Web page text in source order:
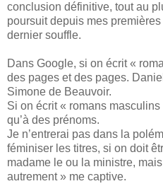
conclusion définitive, tout au
poursuit depuis mes
dernier souffle.
Dans Google, si on écrit «
des pages et des pages.
Simone de Beauvoir.
Si on écrit « romans
qu’à des prénoms.
Je n’entrerai pas dans la
féminiser les titres, si on doit
madame le ou la ministre,
autrement » me captive.